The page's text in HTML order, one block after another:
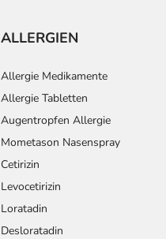
ALLERGIEN
Allergie Medikamente
Allergie Tabletten
Augentropfen Allergie
Mometason Nasenspray
Cetirizin
Levocetirizin
Loratadin
Desloratadin